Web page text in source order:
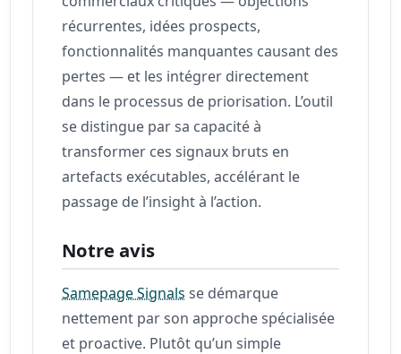
récurrentes, idées prospects,
fonctionnalités manquantes causant des
pertes — et les intégrer directement
dans le processus de priorisation. L’outil
se distingue par sa capacité à
transformer ces signaux bruts en
artefacts exécutables, accélérant le
passage de l’insight à l’action.
Notre avis
Samepage Signals se démarque
nettement par son approche spécialisée
et proactive. Plutôt qu’un simple